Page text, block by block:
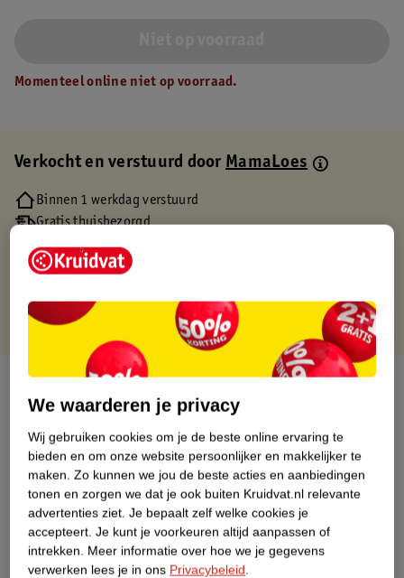
Momenteel online niet op voorraad.
Verkocht en verstuurd doorMamaLoes
Binnen 1 werkdag verstuurd
Gratis thuisbezorgd
Gratis retourneren via verkooppartner.
Gratis punten met je Kruidvat kaart
Over dit product
Nature Impact Score
Dit product heeft (nog) geen Nature
Impact Score.
Meer informatie
We waarderen je privacy
Wij gebruiken cookies om je de beste online ervaring te
bieden en om onze website persoonlijker en makkelijker te
maken. Zo kunnen we jou de beste acties en aanbiedingen
tonen en zorgen we dat je ook buiten Kruidvat.nl relevante
advertenties ziet. Je bepaalt zelf welke cookies je
accepteert. Je kunt je voorkeuren altijd aanpassen of
intrekken. Meer informatie over hoe we je gegevens
verwerken lees je in ons Privacybeleid.